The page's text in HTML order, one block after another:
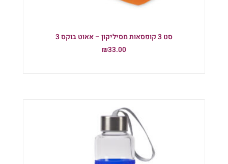
סט 3 קופסאות מסיליקון – אאוט בוקס 3
₪33.00